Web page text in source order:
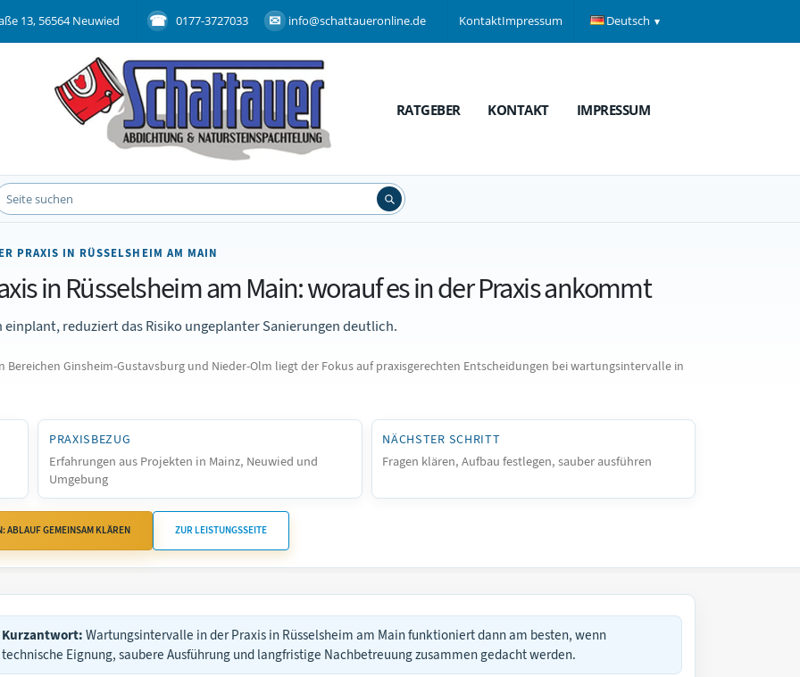
13, 56564 Neuwied 0177-3727033 info@schattaueronline.de KontaktImpressum Deutsch
RATGEBER KONTAKT IMPRESSUM
PRAXIS IN RÜSSELSHEIM AM MAIN
in Rüsselsheim am Main: worauf es in der Praxis ankommt
reduziert das Risiko ungeplanter Sanierungen deutlich.
Bereichen Ginsheim-Gustavsburg und Nieder-Olm liegt der Fokus auf praxisgerechten Entscheidungen bei wartungsintervalle in
PRAXISBEZUG
Erfahrungen aus Projekten in Mainz, Neuwied und
Umgebung
NÄCHSTER SCHRITT
Fragen klären, Aufbau festlegen, sauber ausführen
ABLAUF GEMEINSAM KLÄREN ZUR LEISTUNGSSEITE
Kurzantwort: Wartungsintervalle in der Praxis in Rüsselsheim am Main funktioniert dann am besten, wenn
technische Eignung, saubere Ausführung und langfristige Nachbetreuung zusammen gedacht werden.